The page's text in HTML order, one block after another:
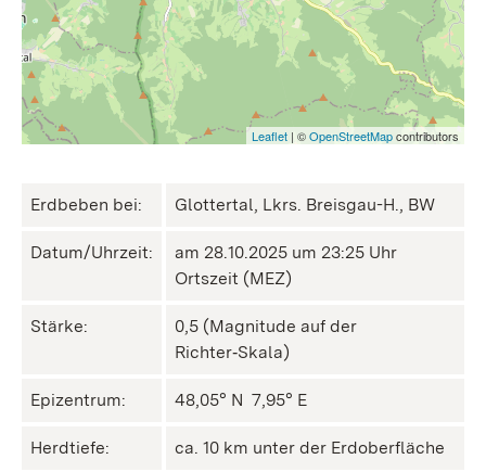
Leaflet | ©OpenStreetMapcontributors
Erdbeben bei: Glottertal, Lkrs. Breisgau-H., BW
Datum/Uhrzeit:
am 28.10.2025 um 23:25 Uhr
Ortszeit (MEZ)
Stärke:
0,5 (Magnitude auf der
Richter‑Skala)
Epizentrum: 48,05° N ㅤ 7,95° E
Herdtiefe: ca. 10 km unter der Erdoberfläche